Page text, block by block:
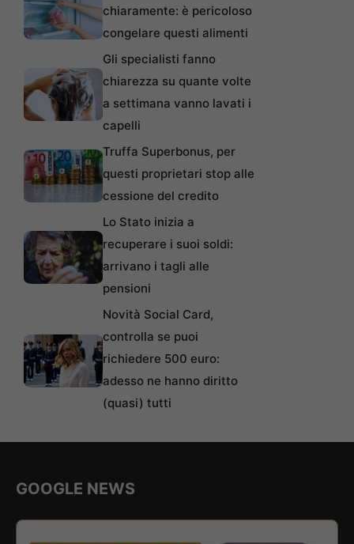
chiaramente: è pericoloso
congelare questi alimenti
Gli specialisti fanno
chiarezza su quante volte
a settimana vanno lavati i
capelli
Truffa Superbonus, per
questi proprietari stop alle
cessione del credito
Lo Stato inizia a
recuperare i suoi soldi:
arrivano i tagli alle
pensioni
Novità Social Card,
controlla se puoi
richiedere 500 euro:
adesso ne hanno diritto
(quasi) tutti
GOOGLE NEWS